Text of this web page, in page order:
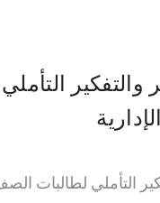
والتفكير
التأملي لطالبات